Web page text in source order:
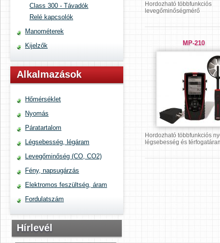
Class 300 - Távadók
Relé kapcsolók
Manométerek
Kijelzők
Alkalmazások
Hőmérséklet
Nyomás
Páratartalom
Légsebesség, légáram
Levegőminőség (CO, CO2)
Fény, napsugárzás
Elektromos feszültség, áram
Fordulatszám
Hírlevél
Hordozható többfunkciós
levegőminőségmérő
MP-210
Hordozható többfunkciós
légsebesség és